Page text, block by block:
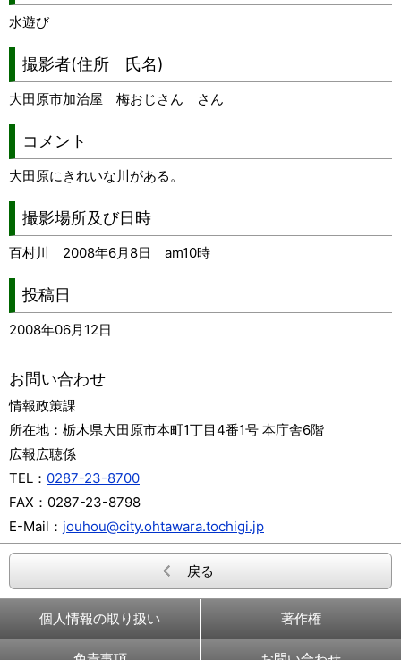
水遊び
撮影者(住所 氏名)
大田原市加治屋 梅おじさん さん
コメント
大田原にきれいな川がある。
撮影場所及び日時
百村川 2008年6月8日 am10時
投稿日
2008年06月12日
お問い合わせ
情報政策課
所在地： 栃木県大田原市本町1丁目4番1号 本庁舎6階
広報広聴係
TEL： 0287-23-8700
FAX： 0287-23-8798
E-Mail： jouhou@city.ohtawara.tochigi.jp
戻る
個人情報の取り扱い 著作権